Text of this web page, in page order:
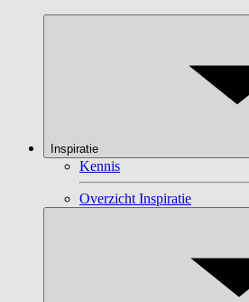
Inspiratie
Kennis
Overzicht Inspiratie